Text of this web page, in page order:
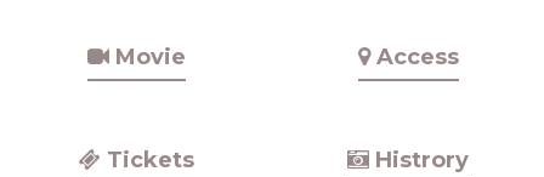
Movie Access
Tickets Histrory